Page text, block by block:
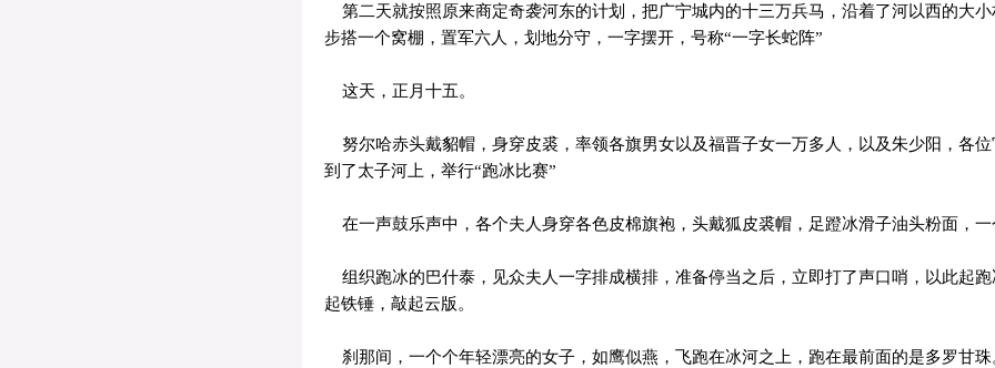
第二天就按照原来商定奇袭河东的计划，把广宁城内的十三万兵马，沿着了河以西的大
步搭一个窝棚，置军六人，划地分守，一字摆开，号称“一字长蛇阵”
这天，正月十五。
努尔哈赤头戴貂帽，身穿皮裘，率领各旗男女以及福晋子女一万多人，以及朱少阳，各
到了太子河上，举行“跑冰比赛”
在一声鼓乐声中，各个夫人身穿各色皮棉旗袍，头戴狐皮裘帽，足蹬冰滑子油头粉面，
组织跑冰的巴什泰，见众夫人一字排成横排，准备停当之后，立即打了声口哨，以此起
起铁锤，敲起云版。
刹那间，一个个年轻漂亮的女子，如鹰似燕，飞跑在冰河之上，跑在最前面的是多罗甘珠